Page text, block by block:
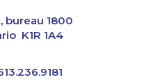
bureau 1800
K1R 1A4